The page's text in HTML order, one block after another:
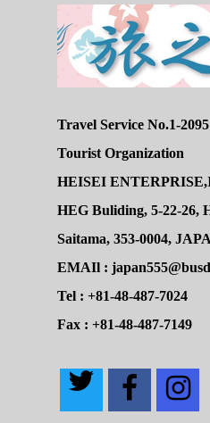
Travel Service No.1-
Tourist Organization
HEISEI
HEG Buliding, 5-22-26,
Saitama, 353-0004,
EMAIl :
Tel : +81-48-487-7024
Fax : +81-48-487-7149